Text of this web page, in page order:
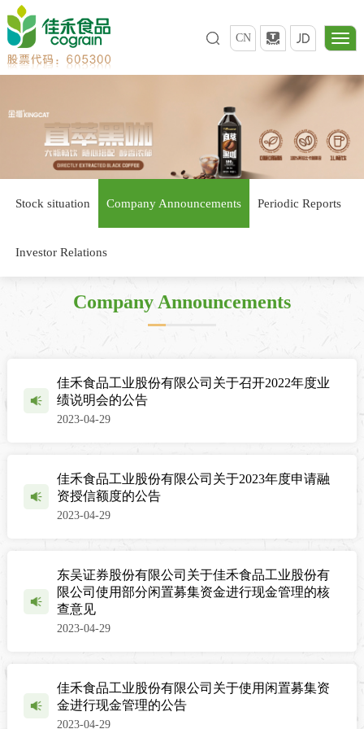
CN
Stock situation Company Announcements Periodic Reports
Investor Relations
Company Announcements
佳禾食品工业股份有限公司关于召开2022年度业
绩说明会的公告
2023-04-29
佳禾食品工业股份有限公司关于2023年度申请融
资授信额度的公告
2023-04-29
东吴证券股份有限公司关于佳禾食品工业股份有
限公司使用部分闲置募集资金进行现金管理的核
查意见
2023-04-29
佳禾食品工业股份有限公司关于使用闲置募集资
金进行现金管理的公告
2023-04-29